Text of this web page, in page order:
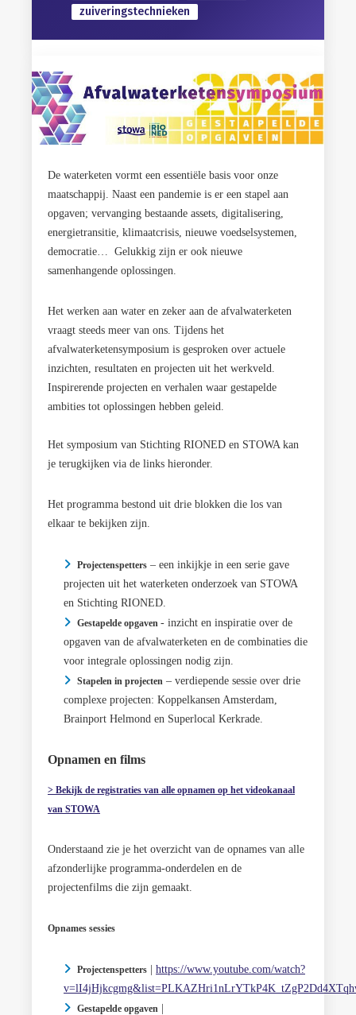
zuiveringstechnieken
De waterketen vormt een essentiële basis voor onze
maatschappij. Naast een pandemie is er een stapel aan
opgaven; vervanging bestaande assets, digitalisering,
energietransitie, klimaatcrisis, nieuwe voedselsystemen,
democratie… Gelukkig zijn er ook nieuwe
samenhangende oplossingen.
Het werken aan water en zeker aan de afvalwaterketen
vraagt steeds meer van ons. Tijdens het
afvalwaterketensymposium is gesproken over actuele
inzichten, resultaten en projecten uit het werkveld.
Inspirerende projecten en verhalen waar gestapelde
ambities tot oplossingen hebben geleid.
Het symposium van Stichting RIONED en STOWA kan
je terugkijken via de links hieronder.
Het programma bestond uit drie blokken die los van
elkaar te bekijken zijn.
Projectenspetters – een inkijkje in een serie gave
projecten uit het waterketen onderzoek van STOWA
en Stichting RIONED.
Gestapelde opgaven - inzicht en inspiratie over de
opgaven van de afvalwaterketen en de combinaties die
voor integrale oplossingen nodig zijn.
Stapelen in projecten – verdiepende sessie over drie
complexe projecten: Koppelkansen Amsterdam,
Brainport Helmond en Superlocal Kerkrade.
Opnamen en films
> Bekijk de registraties van alle opnamen op het videokanaal
van STOWA
Onderstaand zie je het overzicht van de opnames van alle
afzonderlijke programma-onderdelen en de
projectenfilms die zijn gemaakt.
Opnames sessies
Projectenspetters
https://www.youtube.com/watch?
Gestapelde opgaven